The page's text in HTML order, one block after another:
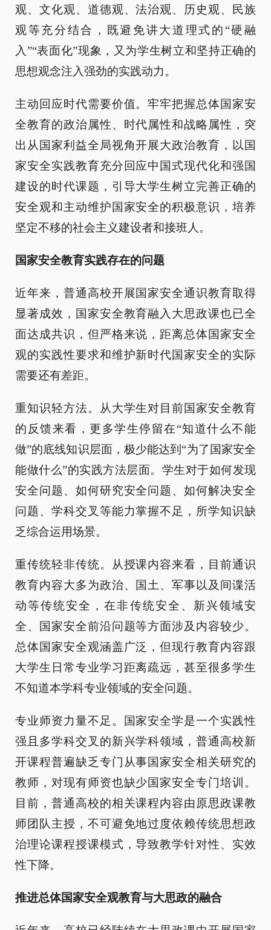
观、文化观、道德观、法治观、历史观、民族
观等充分结合，既避免讲大道理式的“硬融
入”“表面化”现象，又为学生树立和坚持正确的
思想观念注入强劲的实践动力。
主动回应时代需要价值。牢牢把握总体国家安
全教育的政治属性、时代属性和战略属性，突
出从国家利益全局视角开展大政治教育，以国
家安全实践教育充分回应中国式现代化和强国
建设的时代课题，引导大学生树立完善正确的
安全观和主动维护国家安全的积极意识，培养
坚定不移的社会主义建设者和接班人。
国家安全教育实践存在的问题
近年来，普通高校开展国家安全通识教育取得
显著成效，国家安全教育融入大思政课也已全
面达成共识，但严格来说，距离总体国家安全
观的实践性要求和维护新时代国家安全的实际
需要还有差距。
重知识轻方法。从大学生对目前国家安全教育
的反馈来看，更多学生停留在“知道什么不能
做”的底线知识层面，极少能达到“为了国家安全
能做什么”的实践方法层面。学生对于如何发现
安全问题、如何研究安全问题、如何解决安全
问题、学科交叉等能力掌握不足，所学知识缺
乏综合运用场景。
重传统轻非传统。从授课内容来看，目前通识
教育内容大多为政治、国土、军事以及间谍活
动等传统安全，在非传统安全、新兴领域安
全、国家安全前沿问题等方面涉及内容较少。
总体国家安全观涵盖广泛，但现行教育内容跟
大学生日常专业学习距离疏远，甚至很多学生
不知道本学科专业领域的安全问题。
专业师资力量不足。国家安全学是一个实践性
强且多学科交叉的新兴学科领域，普通高校新
开课程普遍缺乏专门从事国家安全相关研究的
教师，对现有师资也缺少国家安全专门培训。
目前，普通高校的相关课程内容由原思政课教
师团队主授，不可避免地过度依赖传统思想政
治理论课程授课模式，导致教学针对性、实效
性下降。
推进总体国家安全观教育与大思政的融合